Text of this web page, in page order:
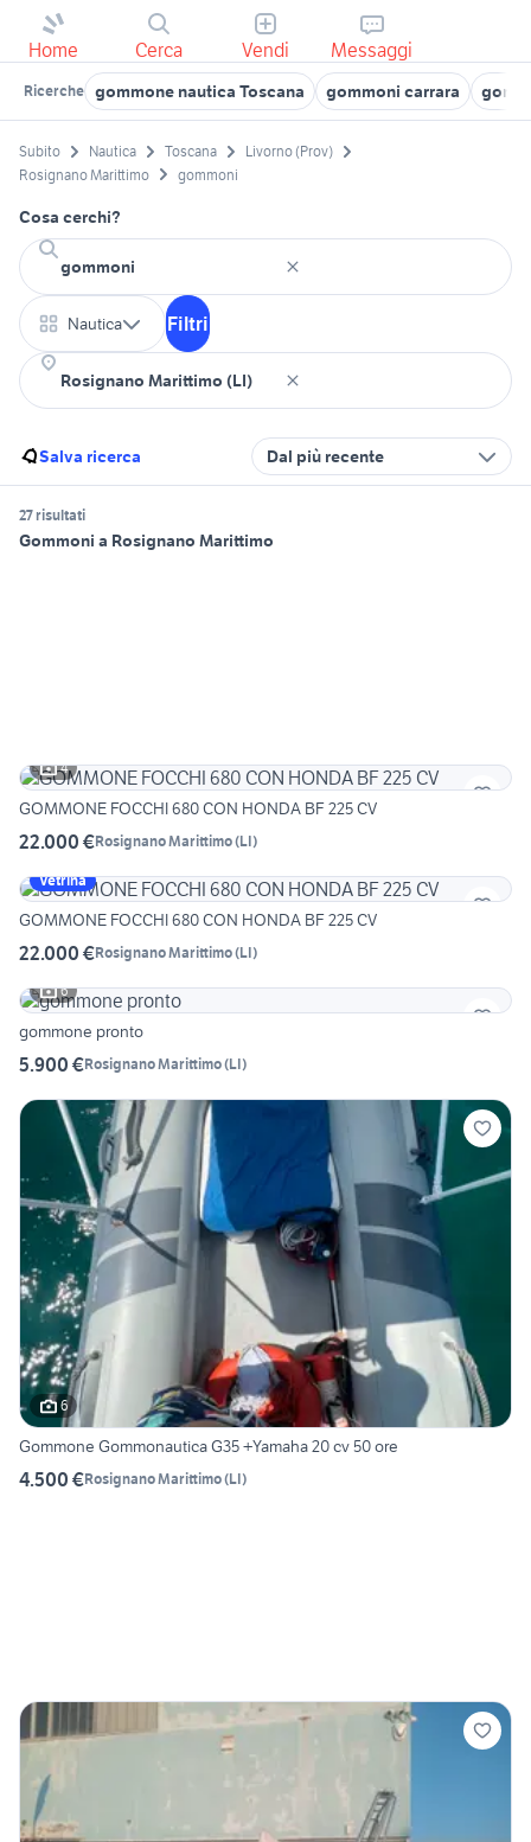
Home Cerca Vendi Messaggi
Ricerche gommone nautica Toscana gommoni carrara
Subito Nautica Toscana
Livorno (Prov)
Rosignano Marittimo
gommoni
Cosa cerchi?
Nautica Filtri
Salva ricerca Dal più recente
27 risultati
Gommoni a Rosignano Marittimo
4
GOMMONE FOCCHI 680 CON HONDA BF 225 CV
22.000 €Rosignano Marittimo(LI)
Vetrina
GOMMONE FOCCHI 680 CON HONDA BF 225 CV
22.000 €Rosignano Marittimo(LI)
6
gommone pronto
5.900 €Rosignano Marittimo(LI)
6
Gommone Gommonautica G35 +Yamaha 20 cv 50 ore
4.500 €Rosignano Marittimo(LI)